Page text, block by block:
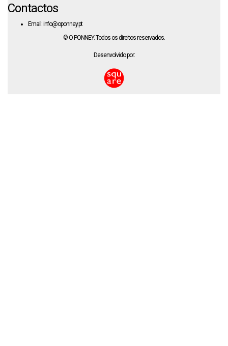
Contactos
Email: info@oponney.pt
© O PONNEY. Todos os direitos reservados.
Desenvolvido por: